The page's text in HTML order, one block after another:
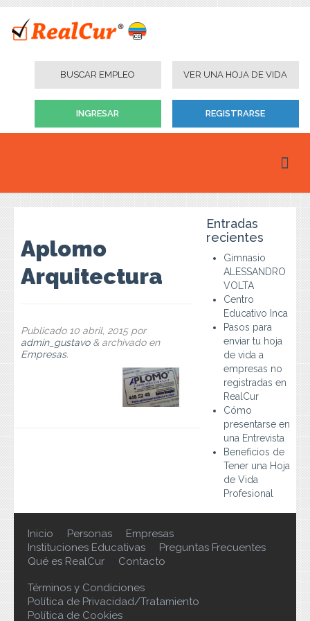
BUSCAR EMPLEO VER UNA HOJA DE VIDA
INGRESAR REGISTRARSE
Empresas
Instituciones Educativas
Contacto
Aplomo
Arquitectura
Publicado 10 abril, 2015por
admin_gustavo &archivado en
Empresas.
Entradas
recientes
Gimnasio
ALESSANDRO
VOLTA
Centro
Educativo Inca
Pasos para
enviar tu hoja
de vida a
empresas no
registradas en
RealCur
Cómo
presentarse en
una Entrevista
Beneficios de
Tener una Hoja
de Vida
Profesional
Inicio Personas
Empresas
Instituciones Educativas
Preguntas Frecuentes
Qué es RealCur
Contacto
Términos y Condiciones
Política de Privacidad/Tratamiento
Política de Cookies